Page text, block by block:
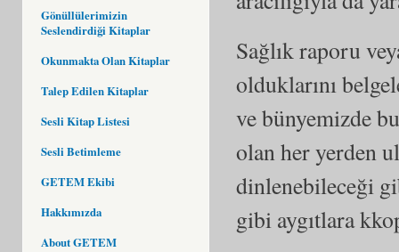
Gönüllülerimizin
Seslendirdiği Kitaplar
Okunmakta Olan Kitaplar
Talep Edilen Kitaplar
Sesli Kitap Listesi
Sesli Betimleme
GETEM Ekibi
Hakkımızda
About GETEM
Sağlık raporu
olduklarını
ve bünyemizde
olan her yerden
dinlenebileceği
gibi aygıtlara